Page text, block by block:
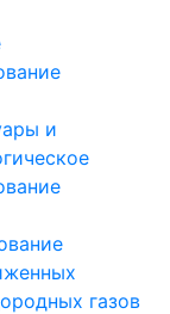
и
газов